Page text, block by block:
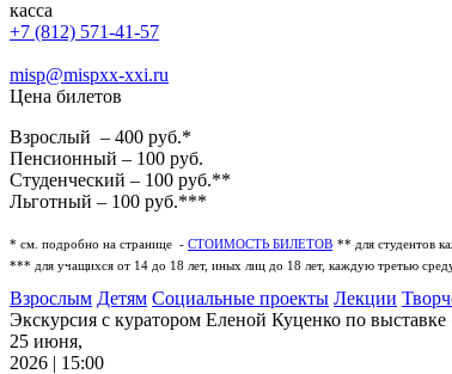
касса
+7 (812) 571-41-57
misp@mispxx-xxi.ru
Цена билетов
Взрослый – 400 руб.*
Пенсионный – 100 руб.
Студенческий – 100 руб.**
Льготный – 100 руб.***
* см. подробно на странице - СТОИМОСТЬ БИЛЕТОВ ** для студентов
*** для учащихся от 14 до 18 лет, иных лиц до 18 лет, каждую третью
Взрослым Детям Социальные проекты Лекции
Экскурсия с куратором Еленой Куценко по
25 июня,
2026 | 15:00